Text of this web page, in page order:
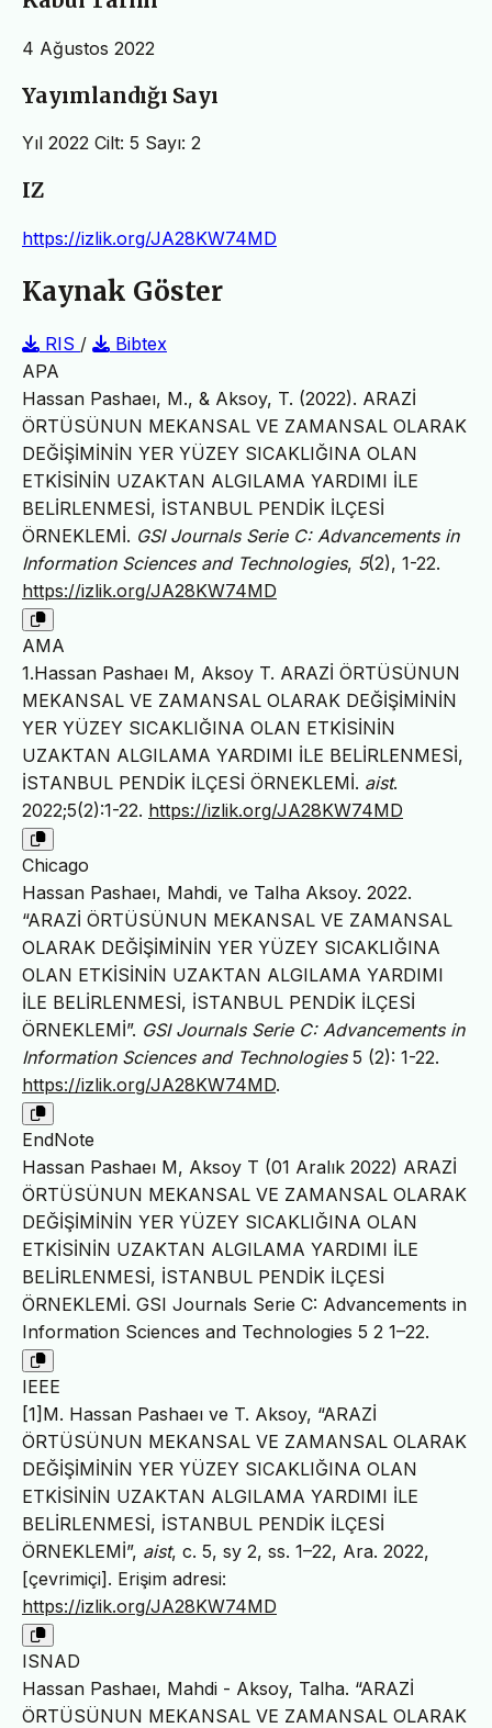
4 Ağustos 2022
Yayımlandığı Sayı
Yıl 2022 Cilt: 5 Sayı: 2
IZ
https://izlik.org/JA28KW74MD
Kaynak Göster
RIS /
Bibtex
APA
Hassan Pashaeı, M., & Aksoy, T. (2022). ARAZİ
ÖRTÜSÜNUN MEKANSAL VE ZAMANSAL OLARAK
DEĞİŞİMİNİN YER YÜZEY SICAKLIĞINA OLAN
ETKİSİNİN UZAKTAN ALGILAMA YARDIMI İLE
BELİRLENMESİ, İSTANBUL PENDİK İLÇESİ
ÖRNEKLEMİ. GSI Journals Serie C: Advancements in
Information Sciences and Technologies, 5(2), 1-22.
https://izlik.org/JA28KW74MD
AMA
1.Hassan Pashaeı M, Aksoy T. ARAZİ ÖRTÜSÜNUN
MEKANSAL VE ZAMANSAL OLARAK DEĞİŞİMİNİN
YER YÜZEY SICAKLIĞINA OLAN ETKİSİNİN
UZAKTAN ALGILAMA YARDIMI İLE BELİRLENMESİ,
İSTANBUL PENDİK İLÇESİ ÖRNEKLEMİ. aist.
2022;5(2):1-22. https://izlik.org/JA28KW74MD
Chicago
Hassan Pashaeı, Mahdi, ve Talha Aksoy. 2022.
“ARAZİ ÖRTÜSÜNUN MEKANSAL VE ZAMANSAL
OLARAK DEĞİŞİMİNİN YER YÜZEY SICAKLIĞINA
OLAN ETKİSİNİN UZAKTAN ALGILAMA YARDIMI
İLE BELİRLENMESİ, İSTANBUL PENDİK İLÇESİ
ÖRNEKLEMİ”. GSI Journals Serie C: Advancements in
Information Sciences and Technologies5 (2): 1-22.
https://izlik.org/JA28KW74MD.
EndNote
Hassan Pashaeı M, Aksoy T (01 Aralık 2022) ARAZİ
ÖRTÜSÜNUN MEKANSAL VE ZAMANSAL OLARAK
DEĞİŞİMİNİN YER YÜZEY SICAKLIĞINA OLAN
ETKİSİNİN UZAKTAN ALGILAMA YARDIMI İLE
BELİRLENMESİ, İSTANBUL PENDİK İLÇESİ
ÖRNEKLEMİ. GSI Journals Serie C: Advancements in
Information Sciences and Technologies 5 2 1–22.
IEEE
[1]M. Hassan Pashaeı ve T. Aksoy, “ARAZİ
ÖRTÜSÜNUN MEKANSAL VE ZAMANSAL OLARAK
DEĞİŞİMİNİN YER YÜZEY SICAKLIĞINA OLAN
ETKİSİNİN UZAKTAN ALGILAMA YARDIMI İLE
BELİRLENMESİ, İSTANBUL PENDİK İLÇESİ
ÖRNEKLEMİ”, aist, c. 5, sy 2, ss. 1–22, Ara. 2022,
[çevrimiçi]. Erişim adresi:
https://izlik.org/JA28KW74MD
ISNAD
Hassan Pashaeı, Mahdi - Aksoy, Talha. “ARAZİ
ÖRTÜSÜNUN MEKANSAL VE ZAMANSAL OLARAK